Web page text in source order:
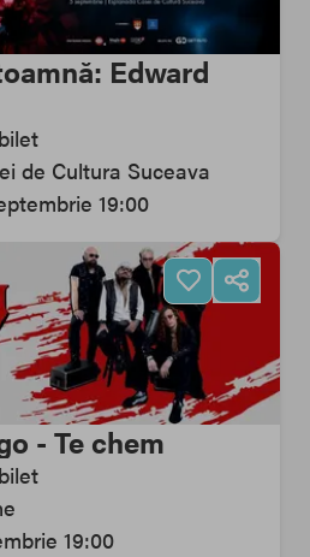
Edward
bilet
de Cultura Suceava
19:00
- Te chem
bilet
19:00